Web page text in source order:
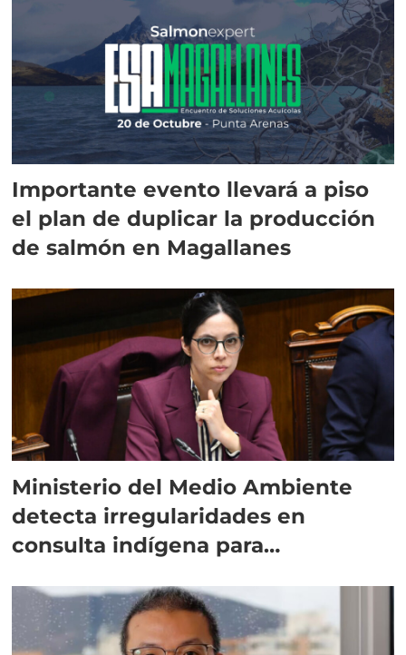
Importante evento llevará a piso
el plan de duplicar la producción
de salmón en Magallanes
Ministerio del Medio Ambiente
detecta irregularidades en
consulta indígena para